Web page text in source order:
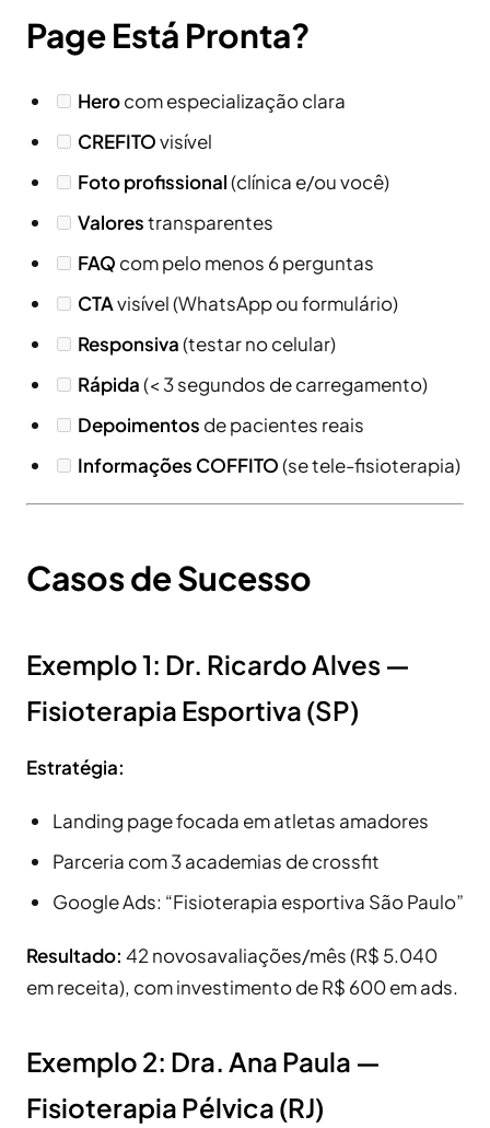
Page Está Pronta?
Herocom especialização clara
CREFITOvisível
Foto profissional(clínica e/ou você)
Valorestransparentes
FAQ com pelo menos 6 perguntas
CTAvisível (WhatsApp ou formulário)
Responsiva(testar no celular)
Rápida(< 3 segundos de carregamento)
Depoimentos de pacientes reais
Informações COFFITO(se tele-fisioterapia)
Casos de Sucesso
Exemplo 1: Dr. Ricardo Alves —
Fisioterapia Esportiva (SP)
Estratégia:
Landing page focada em atletas amadores
Parceria com 3 academias de crossfit
Google Ads: “Fisioterapia esportiva São Paulo”
Resultado: 42 novosavaliações/mês (R$ 5.040
em receita), com investimento de R$ 600 em ads.
Exemplo 2: Dra. Ana Paula —
Fisioterapia Pélvica (RJ)